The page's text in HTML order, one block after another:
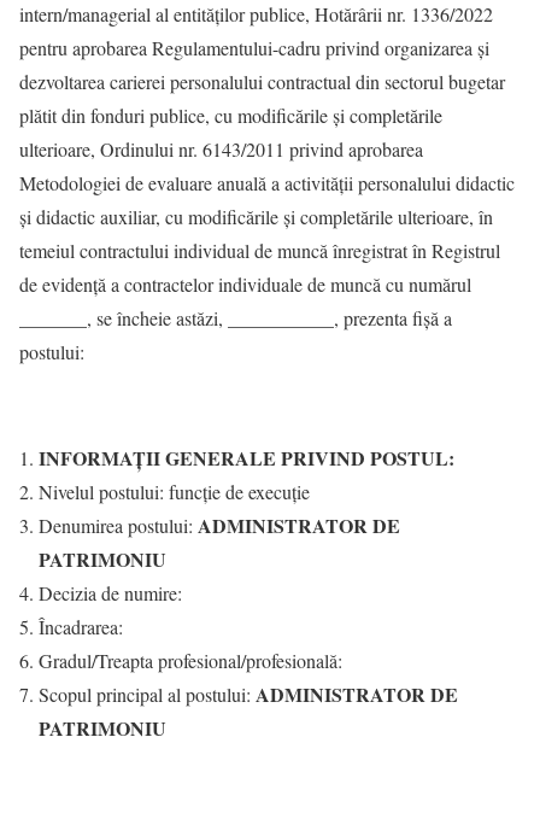
intern/managerial al entităţilor publice, Hotărârii nr. 1336/2022
pentru aprobarea Regulamentului-cadru privind organizarea şi
dezvoltarea carierei personalului contractual din sectorul bugetar
plătit din fonduri publice, cu modificările și completările
ulterioare, Ordinului nr. 6143/2011 privind aprobarea
Metodologiei de evaluare anuală a activităţii personalului didactic
şi didactic auxiliar, cu modificările și completările ulterioare, în
temeiul contractului individual de muncă înregistrat în Registrul
de evidenţă a contractelor individuale de muncă cu numărul
_______, se încheie astăzi, ___________, prezenta fişă a
postului:
INFORMAŢII GENERALE PRIVIND POSTUL:
Nivelul postului: funcție de execuție
Denumirea postului: ADMINISTRATOR DE
PATRIMONIU
Decizia de numire:
Încadrarea:
Gradul/Treapta profesional/profesională:
Scopul principal al postului: ADMINISTRATOR DE
PATRIMONIU